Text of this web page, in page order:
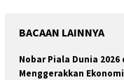
BACAAN LAINNYA
Nobar Piala Dunia
Menggerakkan